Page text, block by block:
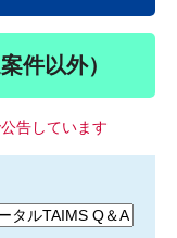
件以外）
告しています